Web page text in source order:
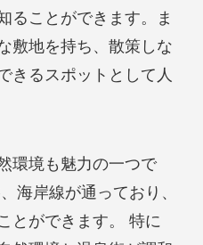
ることができます。ま
敷地を持ち、散策しな
きるスポットとして人
環境も魅力の一つで
海岸線が通っており、
とができます。 特に